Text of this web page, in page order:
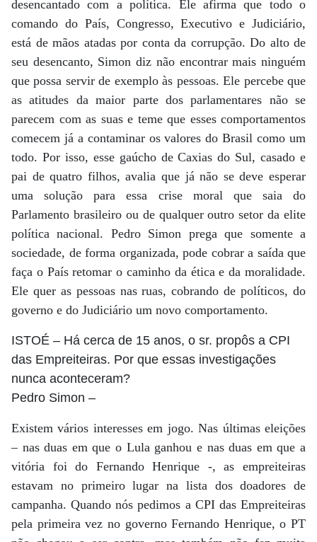
desencantado com a política. Ele afirma que todo o
comando do País, Congresso, Executivo e Judiciário,
está de mãos atadas por conta da corrupção. Do alto de
seu desencanto, Simon diz não encontrar mais ninguém
que possa servir de exemplo às pessoas. Ele percebe que
as atitudes da maior parte dos parlamentares não se
parecem com as suas e teme que esses comportamentos
comecem já a contaminar os valores do Brasil como um
todo. Por isso, esse gaúcho de Caxias do Sul, casado e
pai de quatro filhos, avalia que já não se deve esperar
uma solução para essa crise moral que saia do
Parlamento brasileiro ou de qualquer outro setor da elite
política nacional. Pedro Simon prega que somente a
sociedade, de forma organizada, pode cobrar a saída que
faça o País retomar o caminho da ética e da moralidade.
Ele quer as pessoas nas ruas, cobrando de políticos, do
governo e do Judiciário um novo comportamento.
ISTOÉ – Há cerca de 15 anos, o sr. propôs a CPI
das Empreiteiras. Por que essas investigações
nunca aconteceram?
Pedro Simon –
Existem vários interesses em jogo. Nas últimas eleições
– nas duas em que o Lula ganhou e nas duas em que a
vitória foi do Fernando Henrique -, as empreiteiras
estavam no primeiro lugar na lista dos doadores de
campanha. Quando nós pedimos a CPI das Empreiteiras
pela primeira vez no governo Fernando Henrique, o PT